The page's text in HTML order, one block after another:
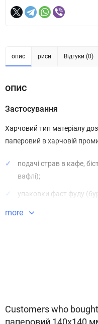
опис риси Відгуки (0)
опис
Застосування
Харчовий тип матеріалу
паперовий в харчовій
подачі страв в кафе,
вафлі);
упаковки фаст фуду
доставки їжі;
матеріал - вторинний
more
Customers who
паперовий 140x140